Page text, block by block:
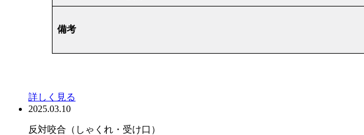
備考
詳しく見る
2025.03.10
反対咬合（しゃくれ・受け口）